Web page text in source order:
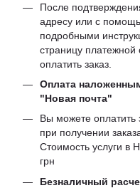
После
адресу или с
подробными
страницу
оплатить заказ.
Оплата
"Новая почта"
Вы можете оплатить
при получении
Стоимость услуги в
грн
Безналичный